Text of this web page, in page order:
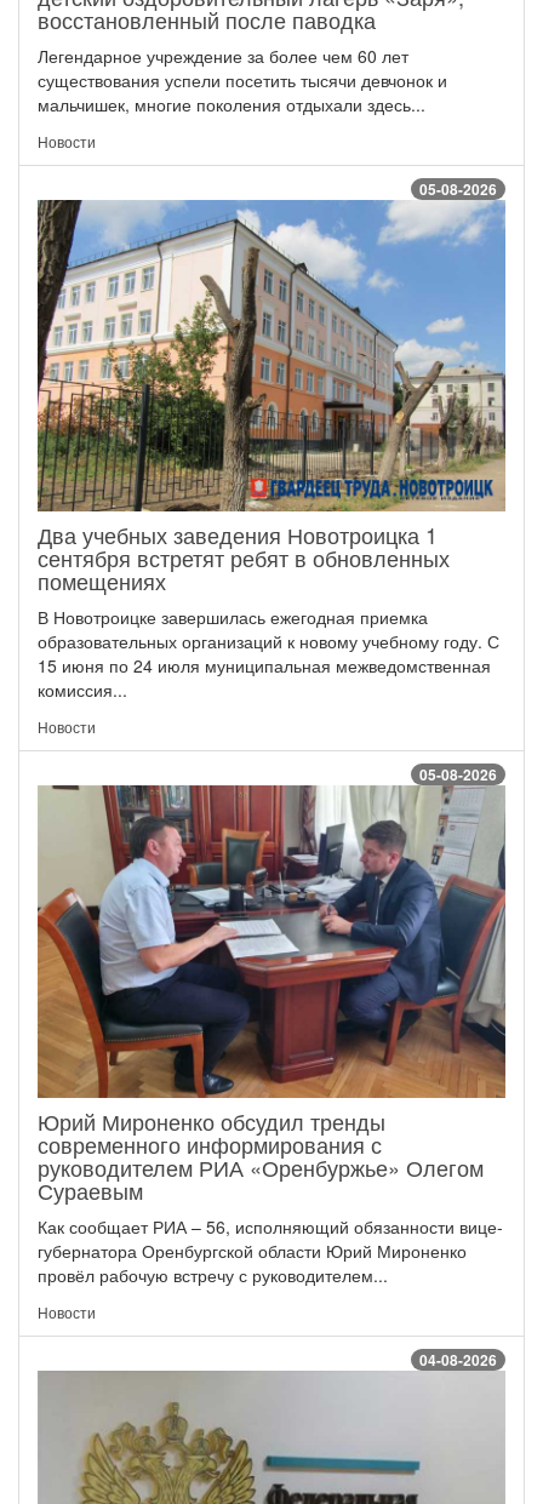
восстановленный после паводка
Легендарное учреждение за более чем 60 лет
существования успели посетить тысячи девчонок и
мальчишек, многие поколения отдыхали здесь...
Новости
05-08-2026
Два учебных заведения Новотроицка 1
сентября встретят ребят в обновленных
помещениях
В Новотроицке завершилась ежегодная приемка
образовательных организаций к новому учебному году. С
15 июня по 24 июля муниципальная межведомственная
комиссия...
Новости
05-08-2026
Юрий Мироненко обсудил тренды
современного информирования с
руководителем РИА «Оренбуржье» Олегом
Сураевым
Как сообщает РИА – 56, исполняющий обязанности вице-
губернатора Оренбургской области Юрий Мироненко
провёл рабочую встречу с руководителем...
Новости
04-08-2026